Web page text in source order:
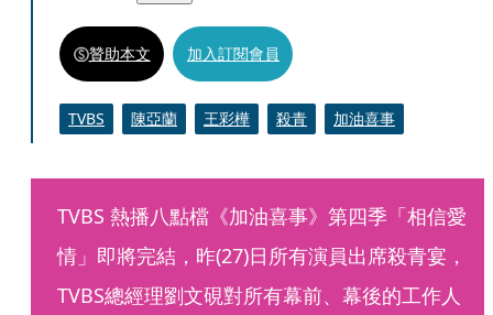
贊助本文 加入訂閱會員
TVBS 陳亞蘭 王彩樺 殺青 加油喜事
TVBS 熱播八點檔《加油喜事》第四季「相信愛
情」即將完結，昨(27)日所有演員出席殺青宴，
TVBS總經理劉文硯對所有幕前、幕後的工作人